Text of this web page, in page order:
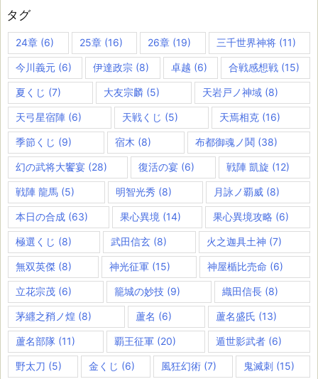
タグ
24章 (6) 25章(16) 26章 (19) 三千世界神将(11)
今川義元 (6) 伊達政宗 (8) 卓越 (6) 合戦感想戦(15)
夏くじ (7) 大友宗麟 (5) 天岩戸ノ神域 (8)
天弓星宿陣 (6) 天戦くじ (5) 天焉相克(16)
季節くじ (9) 宿木 (8) 布都御魂ノ鬨(38)
幻の武将大饗宴 (28) 復活の宴 (6) 戦陣 凱旋 (12)
戦陣 龍馬 (5) 明智光秀 (8) 月詠ノ覇威(8)
本日の合成 (63) 果心異境 (14) 果心異境攻略 (6)
極選くじ (8) 武田信玄 (8) 火之迦具土神 (7)
無双英傑 (8) 神光征軍(15) 神屋楯比売命 (6)
立花宗茂 (6) 籠城の妙技(9) 織田信長 (8)
茅纒之矟ノ煌 (8) 蘆名 (6) 蘆名盛氏 (13)
蘆名部隊 (11) 覇王征軍 (20) 遁世影武者(6)
野太刀 (5) 金くじ (6) 風狂幻術 (7) 鬼滅刺(15)